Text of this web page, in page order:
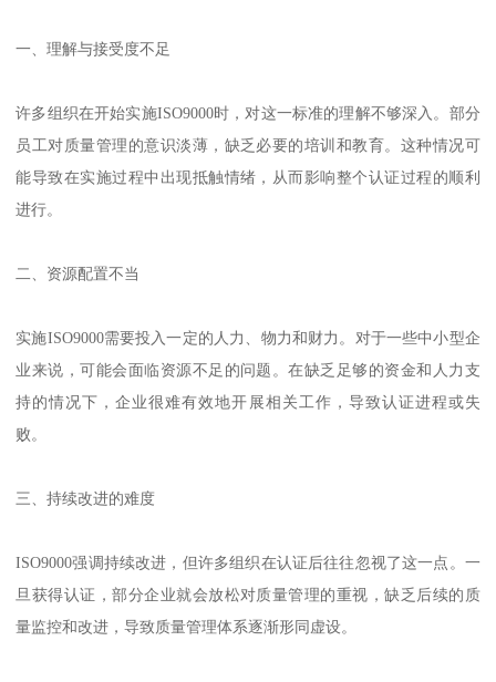
一、理解与接受度不足
许多组织在开始实施ISO9000时，对这一标准的理解不够深入。部分
员工对质量管理的意识淡薄，缺乏必要的培训和教育。这种情况可
能导致在实施过程中出现抵触情绪，从而影响整个认证过程的顺利
进行。
二、资源配置不当
实施ISO9000需要投入一定的人力、物力和财力。对于一些中小型企
业来说，可能会面临资源不足的问题。在缺乏足够的资金和人力支
持的情况下，企业很难有效地开展相关工作，导致认证进程或失
败。
三、持续改进的难度
ISO9000强调持续改进，但许多组织在认证后往往忽视了这一点。一
旦获得认证，部分企业就会放松对质量管理的重视，缺乏后续的质
量监控和改进，导致质量管理体系逐渐形同虚设。